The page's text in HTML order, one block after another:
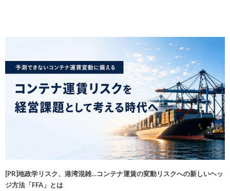
[PR]地政学リスク、港湾混雑…コンテナ運賃の変動リスクへの新しいヘッ
ジ方法「FFA」とは